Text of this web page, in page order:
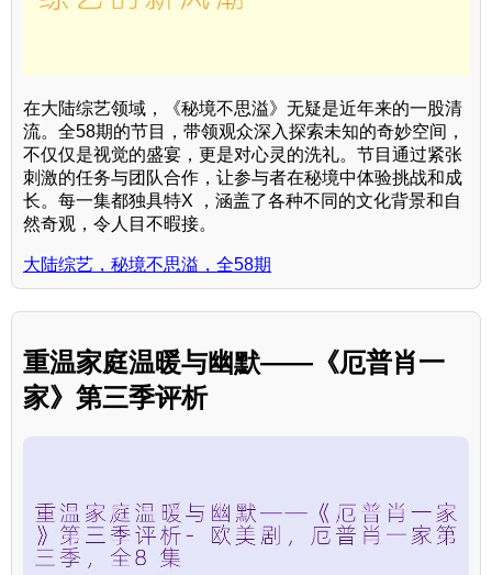
在大陆综艺领域，《秘境不思溢》无疑是近年来的一股清
流。全58期的节目，带领观众深入探索未知的奇妙空间，
不仅仅是视觉的盛宴，更是对心灵的洗礼。节目通过紧张
刺激的任务与团队合作，让参与者在秘境中体验挑战和成
长。每一集都独具特X ，涵盖了各种不同的文化背景和自
然奇观，令人目不暇接。
大陆综艺，秘境不思溢，全58期
重温家庭温暖与幽默——《厄普肖一
家》第三季评析